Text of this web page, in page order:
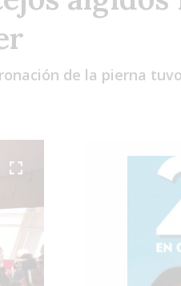
Dom
de la pierna